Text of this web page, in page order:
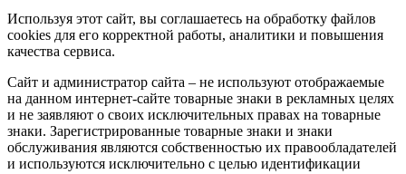
Используя этот сайт, вы соглашаетесь на обработку файлов
cookies для его корректной работы, аналитики и повышения
качества сервиса.
Сайт и администратор сайта – не используют отображаемые
на данном интернет-сайте товарные знаки в рекламных целях
и не заявляют о своих исключительных правах на товарные
знаки. Зарегистрированные товарные знаки и знаки
обслуживания являются собственностью их правообладателей
и используются исключительно с целью идентификации